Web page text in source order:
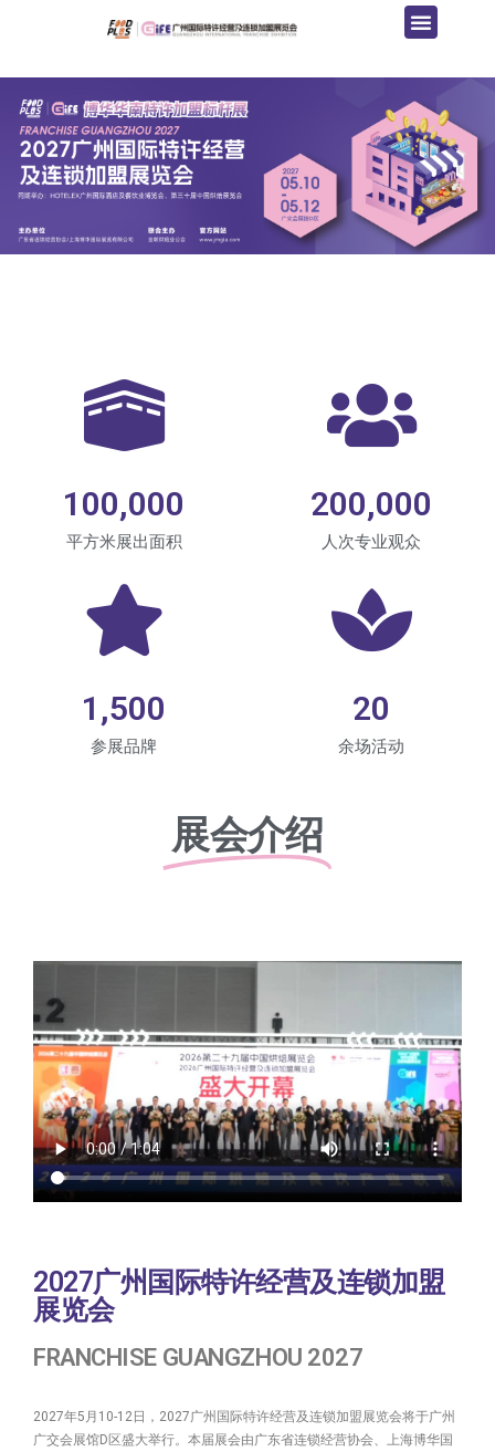
平方米展出面积
100,000
人次专业观众
200,000
参展品牌
1,500
余场活动
20
展会介绍
2027广州国际特许经营及连锁加盟
展览会
FRANCHISE GUANGZHOU 2027
2027年5月10-12日，2027广州国际特许经营及连锁加盟展览会将于广州
广交会展馆D区盛大举行。本届展会由广东省连锁经营协会、上海博华国